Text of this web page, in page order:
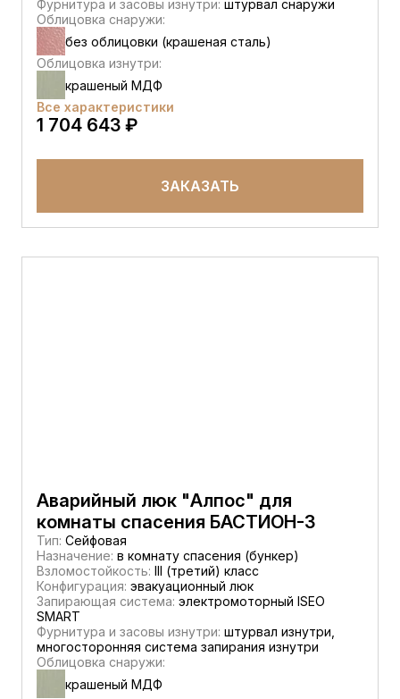
Фурнитура и засовы изнутри: штурвал снаружи
Облицовка снаружи:
без облицовки (крашеная сталь)
Облицовка изнутри:
крашеный МДФ
Все характеристики
1 704 643 ₽
ЗАКАЗАТЬ
Аварийный люк "Алпос" для
комнаты спасения БАСТИОН-3
Тип: Сейфовая
Назначение: в комнату спасения (бункер)
Взломостойкость: III (третий) класс
Конфигурация: эвакуационный люк
Запирающая система: электромоторный ISEO
SMART
Фурнитура и засовы изнутри: штурвал изнутри,
многосторонняя система запирания изнутри
Облицовка снаружи:
крашеный МДФ